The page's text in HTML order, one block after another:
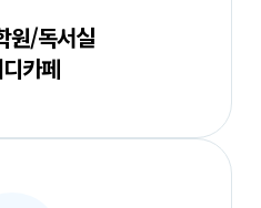
원/독서실
카페